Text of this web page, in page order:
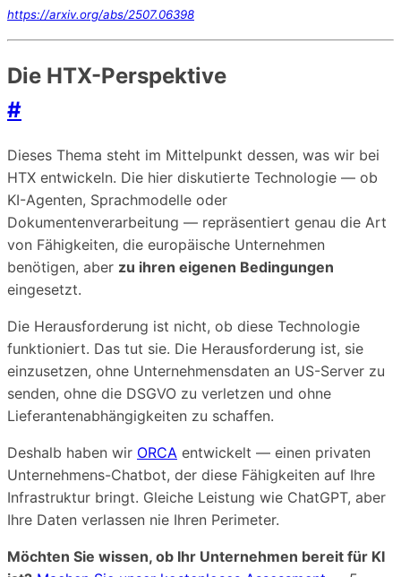
https://arxiv.org/abs/2507.06398
Die HTX-Perspektive
#
Dieses Thema steht im Mittelpunkt dessen, was wir bei
HTX entwickeln. Die hier diskutierte Technologie — ob
KI-Agenten, Sprachmodelle oder
Dokumentenverarbeitung — repräsentiert genau die Art
von Fähigkeiten, die europäische Unternehmen
benötigen, aber zu ihren eigenen Bedingungen
eingesetzt.
Die Herausforderung ist nicht, ob diese Technologie
funktioniert. Das tut sie. Die Herausforderung ist, sie
einzusetzen, ohne Unternehmensdaten an US-Server zu
senden, ohne die DSGVO zu verletzen und ohne
Lieferantenabhängigkeiten zu schaffen.
Deshalb haben wir ORCA entwickelt — einen privaten
Unternehmens-Chatbot, der diese Fähigkeiten auf Ihre
Infrastruktur bringt. Gleiche Leistung wie ChatGPT, aber
Ihre Daten verlassen nie Ihren Perimeter.
Möchten Sie wissen, ob Ihr Unternehmen bereit für KI